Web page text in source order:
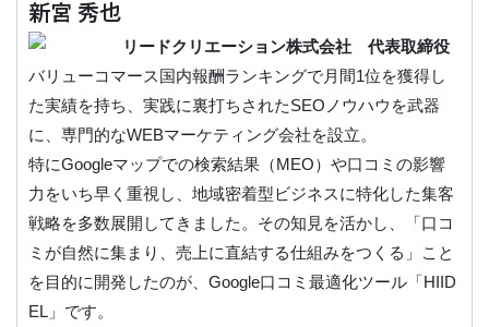
新宮 秀也
リードクリエーション株式会社 代表取締役
バリューコマース国内報酬ランキングで月間1位を獲得し
た実績を持ち、実践に裏打ちされたSEOノウハウを武器
に、専門的なWEBマーケティング会社を設立。
特にGoogleマップでの検索結果（MEO）や口コミの影響
力をいち早く重視し、地域密着型ビジネスに特化した集客
戦略を多数展開してきました。その知見を活かし、「口コ
ミが自然に集まり、売上に直結する仕組みをつくる」こと
を目的に開発したのが、Google口コミ最適化ツール「HIID
EL」です。